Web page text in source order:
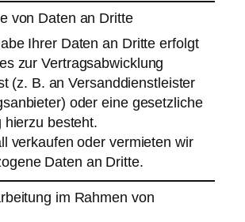
von Daten an Dritte
Ihrer Daten an Dritte erfolgt
zur Vertragsabwicklung
(z. B. an Versanddienstleister
oder eine gesetzliche
hierzu besteht.
verkaufen oder vermieten wir
Daten an Dritte.
im Rahmen von